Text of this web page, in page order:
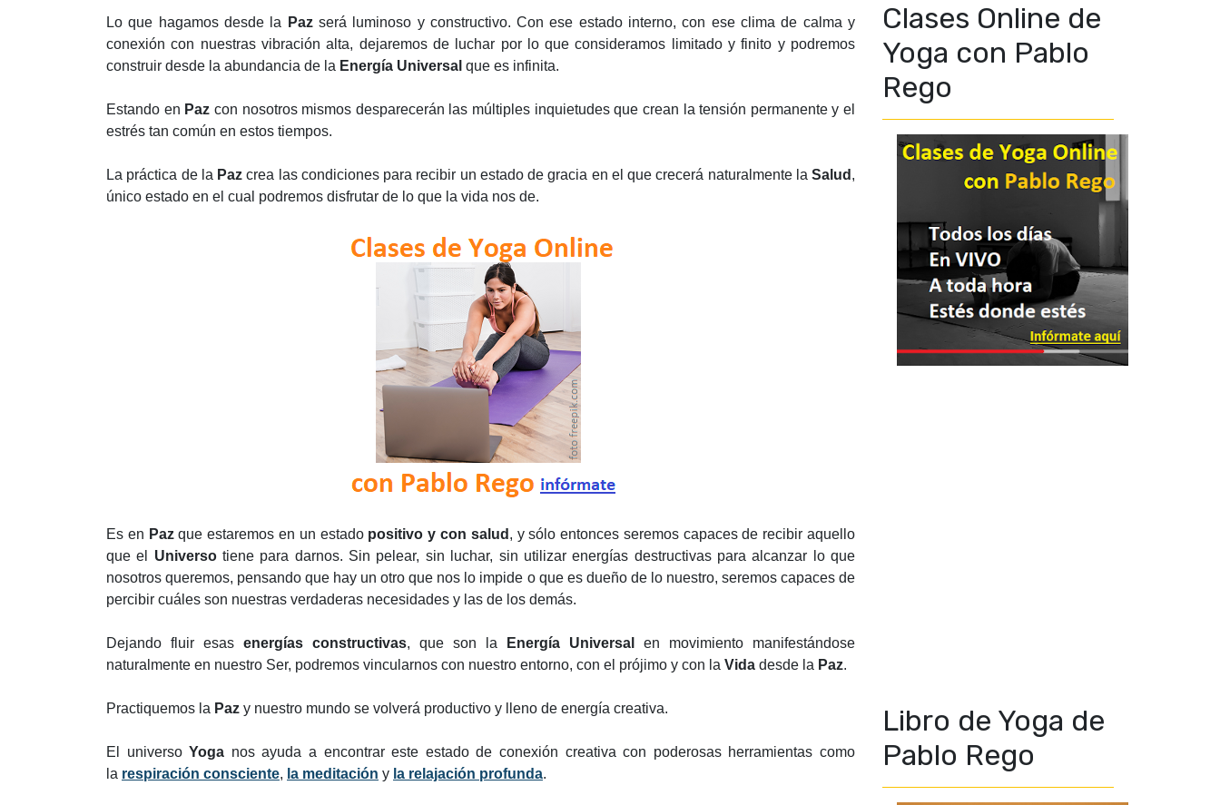
Lo que hagamos desde la Pazserá luminoso y constructivo. Con ese estado interno, con ese clima de calma y
conexión con nuestras vibración alta, dejaremos de luchar por lo que consideramos limitado y finito y podremos
construir desde la abundancia de la Energía Universal que es infinita.
Estando en Paz con nosotros mismos desparecerán las múltiples inquietudes que crean la tensión permanente y el
estrés tan común en estos tiempos.
La práctica de la Paz crea las condiciones para recibir un estado de gracia en el que crecerá naturalmente la Salud ,
único estado en el cual podremos disfrutar de lo que la vida nos de.
Es en Pazque estaremos en un estado positivo y con salud , y sólo entonces seremos capaces de recibir aquello
que el Universotiene para darnos. Sin pelear, sin luchar, sin utilizar energías destructivas para alcanzar lo que
nosotros queremos, pensando que hay un otro que nos lo impide o que es dueño de lo nuestro, seremos capaces de
percibir cuáles son nuestras verdaderas necesidades y las de los demás.
Dejando fluir esas energías constructivas, que son la Energía Universal
en movimiento manifestándose
naturalmente en nuestro Ser, podremos vincularnos con nuestro entorno, con el prójimo y con la Vida desde la Paz.
Practiquemos la Paz y nuestro mundo se volverá productivo y lleno de energía creativa.
El universoYoga nos ayuda a encontrar este estado de conexión creativa con poderosas herramientas como
la respiración consciente, la meditación y la relajación profunda.
Clases Online de
Yoga con Pablo
Rego
Libro de Yoga de
Pablo Rego